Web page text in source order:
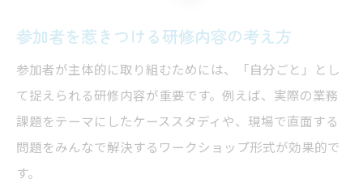
参加者を惹きつける研修内容の考え方
参加者が主体的に取り組むためには、「自分ごと」とし
て捉えられる研修内容が重要です。例えば、実際の業務
課題をテーマにしたケーススタディや、現場で直面する
問題をみんなで解決するワークショップ形式が効果的で
す。